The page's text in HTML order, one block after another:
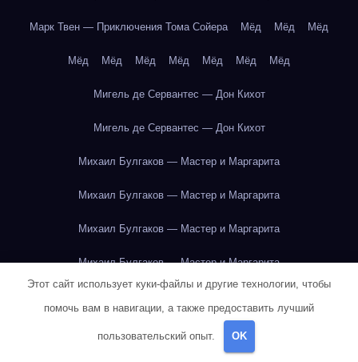
Марк Твен — Приключения Тома Сойера Мёд Мёд Мёд
Мёд Мёд Мёд Мёд Мёд Мёд Мёд
Мигель де Сервантес — Дон Кихот
Мигель де Сервантес — Дон Кихот
Михаил Булгаков — Мастер и Маргарита
Михаил Булгаков — Мастер и Маргарита
Михаил Булгаков — Мастер и Маргарита
Михаил Булгаков — Мастер и Маргарита
Михаил Булгаков — Мастер и Маргарита
Этот сайт использует куки-файлы и другие технологии, чтобы
помочь вам в навигации, а также предоставить лучший
пользовательский опыт. OK